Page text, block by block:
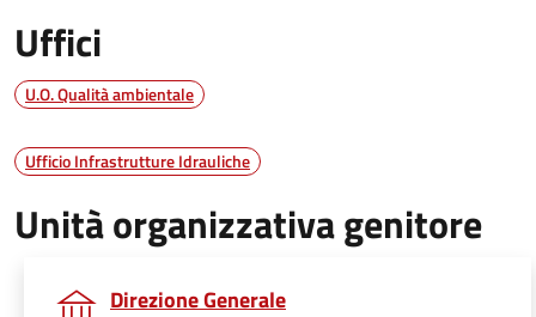
Uffici
U.O. Qualità ambientale
Ufficio Infrastrutture Idrauliche
Unità organizzativa genitore
Direzione Generale